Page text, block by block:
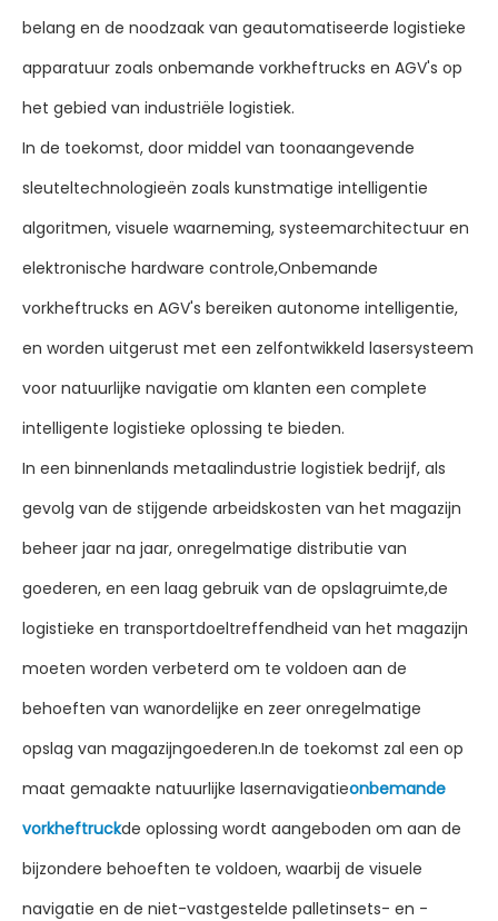
belang en de noodzaak van geautomatiseerde logistieke
apparatuur zoals onbemande vorkheftrucks en AGV's op
het gebied van industriële logistiek.
In de toekomst, door middel van toonaangevende
sleuteltechnologieën zoals kunstmatige intelligentie
algoritmen, visuele waarneming, systeemarchitectuur en
elektronische hardware controle,Onbemande
vorkheftrucks en AGV's bereiken autonome intelligentie,
en worden uitgerust met een zelfontwikkeld lasersysteem
voor natuurlijke navigatie om klanten een complete
intelligente logistieke oplossing te bieden.
In een binnenlands metaalindustrie logistiek bedrijf, als
gevolg van de stijgende arbeidskosten van het magazijn
beheer jaar na jaar, onregelmatige distributie van
goederen, en een laag gebruik van de opslagruimte,de
logistieke en transportdoeltreffendheid van het magazijn
moeten worden verbeterd om te voldoen aan de
behoeften van wanordelijke en zeer onregelmatige
opslag van magazijngoederen.In de toekomst zal een op
maat gemaakte natuurlijke lasernavigatieonbemande
vorkheftruckde oplossing wordt aangeboden om aan de
bijzondere behoeften te voldoen, waarbij de visuele
navigatie en de niet-vastgestelde palletinsets- en -